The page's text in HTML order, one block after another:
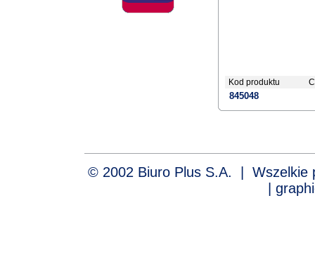
Kod produktu
845048
© 2002 Biuro Plus S.A. |
|